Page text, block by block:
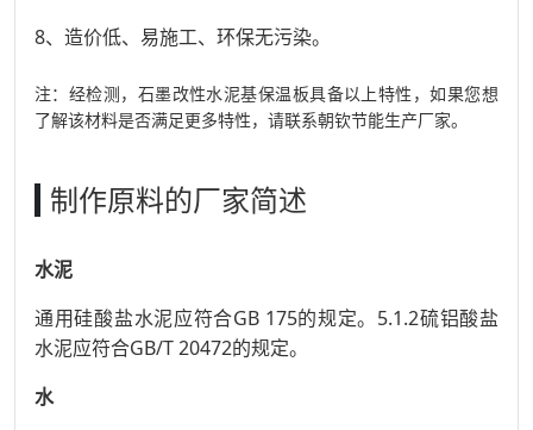
8、造价低、易施工、环保无污染。
注：经检测，石墨改性水泥基保温板具备以上特性，如果您想
了解该材料是否满足更多特性，请联系朝钦节能生产厂家。
制作原料的厂家简述
水泥
通用硅酸盐水泥应符合GB 175的规定。5.1.2硫铝酸盐
水泥应符合GB/T 20472的规定。
水